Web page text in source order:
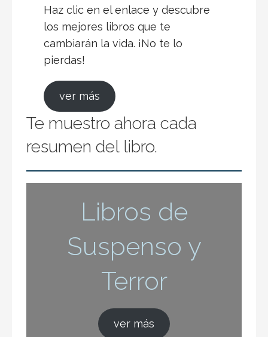
Haz clic en el enlace y descubre
los mejores libros que te
cambiarán la vida. ¡No te lo
pierdas!
ver más
Te muestro ahora cada
resumen del libro.
Libros de
Suspenso y
Terror
ver más